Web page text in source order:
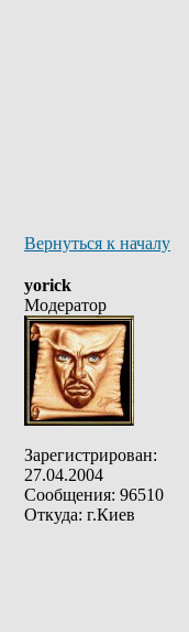
Вернуться к началу
yorick
Модератор
Зарегистрирован:
27.04.2004
Сообщения: 96510
Откуда: г.Киев